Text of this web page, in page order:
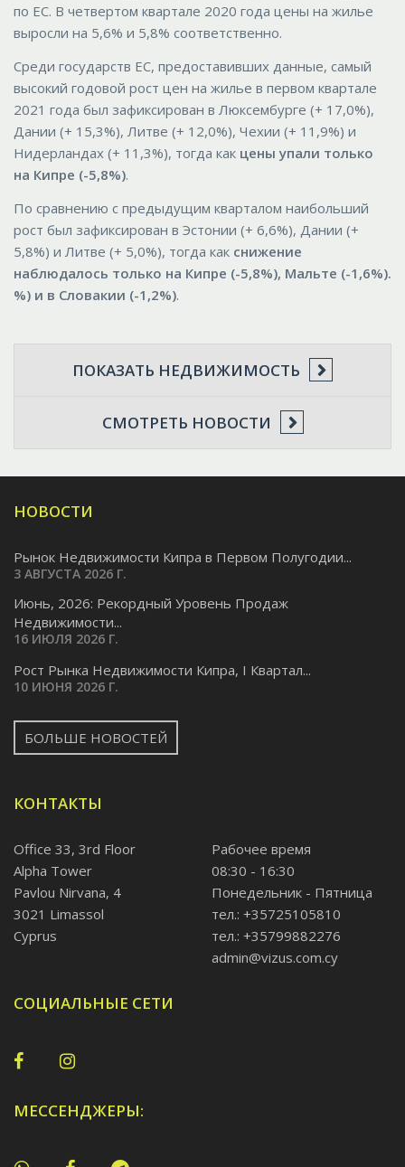
по ЕС. В четвертом квартале 2020 года цены на жилье
выросли на 5,6% и 5,8% соответственно.
Среди государств ЕС, предоставивших данные, самый
высокий годовой рост цен на жилье в первом квартале
2021 года был зафиксирован в Люксембурге (+ 17,0%),
Дании (+ 15,3%), Литве (+ 12,0%), Чехии (+ 11,9%) и
Нидерландах (+ 11,3%), тогда как цены упали только
на Кипре (-5,8%).
По сравнению с предыдущим кварталом наибольший
рост был зафиксирован в Эстонии (+ 6,6%), Дании (+
5,8%) и Литве (+ 5,0%), тогда как снижение
наблюдалось только на Кипре (-5,8%), Мальте (-1,6%).
%) и в Словакии (-1,2%).
ПОКАЗАТЬ НЕДВИЖИМОСТЬ
СМОТРЕТЬ НОВОСТИ
НОВОСТИ
Рынок Недвижимости Кипра в Первом Полугодии...
3 АВГУСТА 2026 Г.
Июнь, 2026: Рекордный Уровень Продаж
Недвижимости...
16 ИЮЛЯ 2026 Г.
Pост Рынка Недвижимости Кипра, I Квартал...
10 ИЮНЯ 2026 Г.
БОЛЬШЕ НОВОСТЕЙ
КОНТАКТЫ
Office 33, 3rd Floor
Alpha Tower
Pavlou Nirvana, 4
3021 Limassol
Cyprus
Рабочее время
08:30 - 16:30
Понедельник - Пятница
тел.: +35725105810
тел.: +35799882276
admin@vizus.com.cy
СОЦИАЛЬНЫЕ СЕТИ
МЕССЕНДЖЕРЫ: